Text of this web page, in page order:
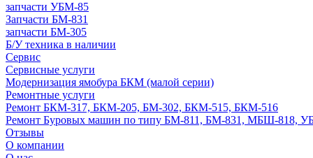
запчасти УБМ-85
Запчасти БМ-831
запчасти БМ-305
Б/У техника в наличии
Сервис
Сервисные услуги
Модернизация ямобура БКМ (малой серии)
Ремонтные услуги
Ремонт БКМ-317, БКМ-205, БМ-302, БКМ-515, БКМ-516
Ремонт Буровых машин по типу БМ-811, БМ-831, МБШ-818,
Отзывы
О компании